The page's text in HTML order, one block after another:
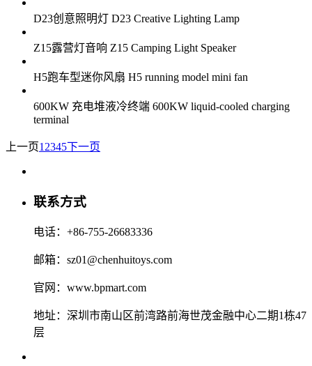
D23创意照明灯 D23 Creative Lighting Lamp
Z15露营灯音响 Z15 Camping Light Speaker
H5跑车型迷你风扇 H5 running model mini fan
600KW 充电堆液冷终端 600KW liquid-cooled charging
terminal
上一页1 2345下一页
联系方式
电话：+86-755-26683336
邮箱：sz01@chenhuitoys.com
官网：www.bpmart.com
地址：深圳市南山区前湾路前海世茂金融中心二期1栋47
层